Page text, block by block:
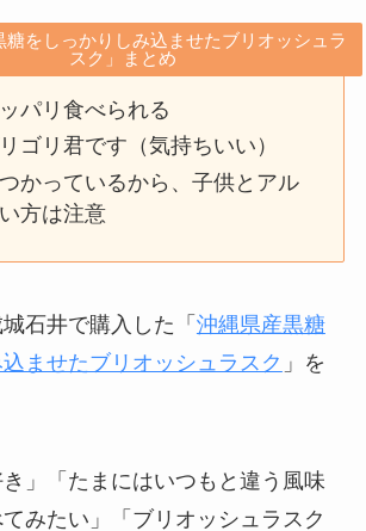
糖をしっかりしみ込ませたブリオッシュラ
スク」まとめ
パリ食べられる
ゴリ君です（気持ちいい）
かっているから、子供とアル
方は注意
石井で購入した「 沖縄県産黒糖
ませたブリオッシュラスク 」を
き」「たまにはいつもと違う風味
みたい」「ブリオッシュラスク